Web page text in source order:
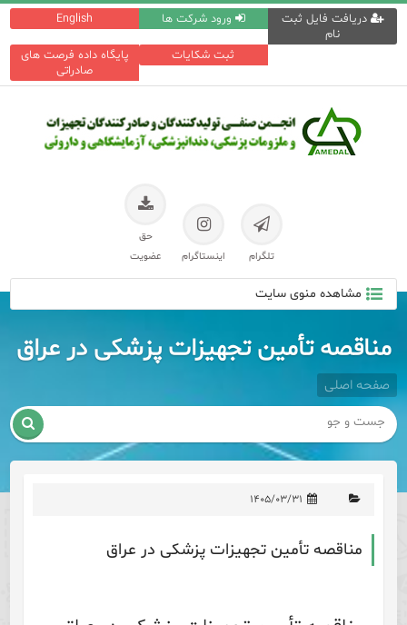
English ورود شرکت ها
دریافت فایل ثبت
نام
پایگاه داده فرصت های
صادراتی
ثبت شکایات
تلگرام اینستاگرام
حق
عضویت
مشاهده منوی سایت
مناقصه تأمین تجهیزات پزشکی در عراق
صفحه اصلی

۱۴۰۵/۰۳/۳۱
مناقصه تأمین تجهیزات پزشکی در عراق